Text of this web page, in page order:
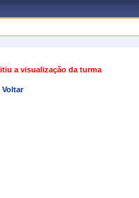
a visualização da turma
Voltar